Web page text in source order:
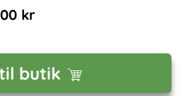
kr
butik